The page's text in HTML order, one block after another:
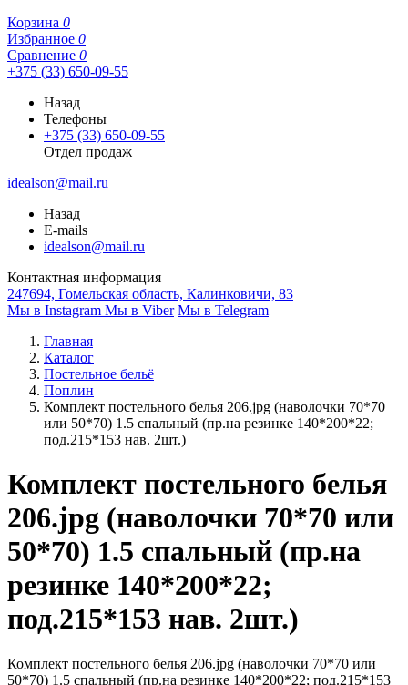
Корзина 0
Избранное 0
Сравнение 0
+375 (33) 650-09-55
Назад
Телефоны
+375 (33) 650-09-55
Отдел продаж
idealson@mail.ru
Назад
E-mails
idealson@mail.ru
Контактная информация
247694, Гомельская область, Калинковичи, 83
Мы в Instagram Мы в Viber Мы в Telegram
Главная
Каталог
Постельное бельё
Поплин
Комплект постельного белья 206.jpg (наволочки 70*70
или 50*70) 1.5 спальный (пр.на резинке 140*200*22;
под.215*153 нав. 2шт.)
Комплект постельного белья
206.jpg (наволочки 70*70 или
50*70) 1.5 спальный (пр.на
резинке 140*200*22;
под.215*153 нав. 2шт.)
Комплект постельного белья 206.jpg (наволочки 70*70 или
50*70) 1.5 спальный (пр.на резинке 140*200*22; под.215*153